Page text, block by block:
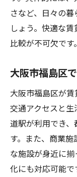
さなど、日々の
しょう。快適な
比較が不可欠です。
大阪市福島区
大阪市福島区が賃
交通アクセスと
道駅が利用でき
す。また、商業
な施設が身近に
化にも対応可能